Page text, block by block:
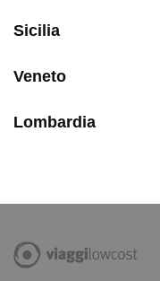
Sicilia
Veneto
Lombardia